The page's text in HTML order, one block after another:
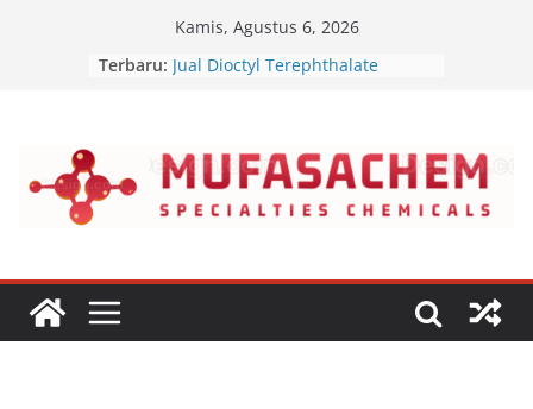
Kamis, Agustus 6, 2026
Terbaru: Jual Dioctyl Terephthalate
Jual Dipropyl Heptyl Phthalate